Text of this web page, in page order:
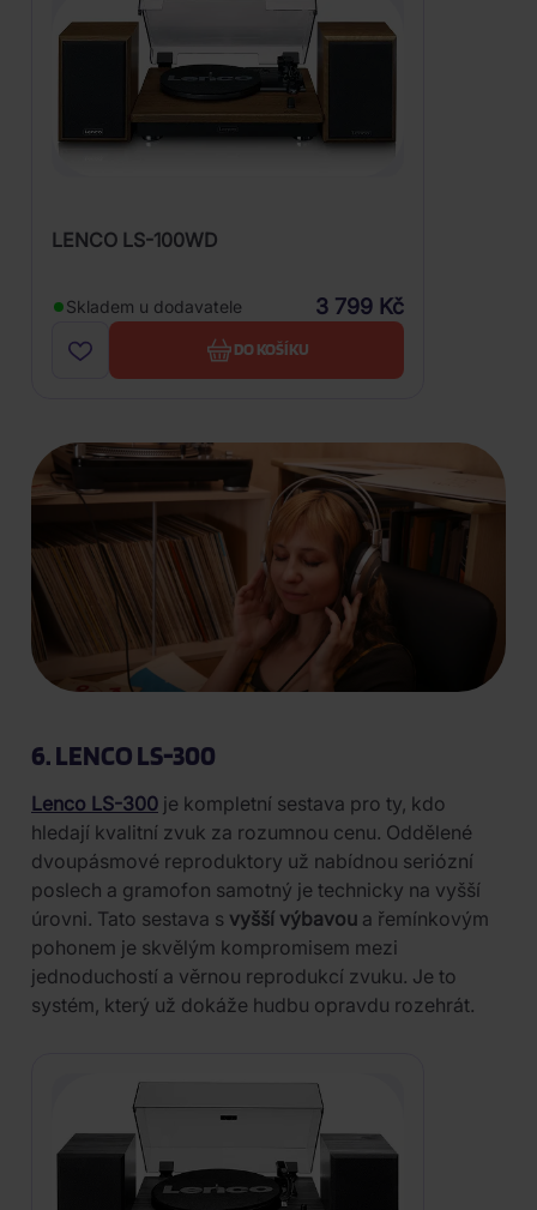
LENCO LS-100WD
Skladem u dodavatele 3 799 Kč
DO KOŠÍKU
6. LENCO LS-300
Lenco LS-300 je kompletní sestava pro ty, kdo
hledají kvalitní zvuk za rozumnou cenu. Oddělené
dvoupásmové reproduktory už nabídnou seriózní
poslech a gramofon samotný je technicky na vyšší
úrovni. Tato sestava s vyšší výbavou a řemínkovým
pohonem je skvělým kompromisem mezi
jednoduchostí a věrnou reprodukcí zvuku. Je to
systém, který už dokáže hudbu opravdu rozehrát.